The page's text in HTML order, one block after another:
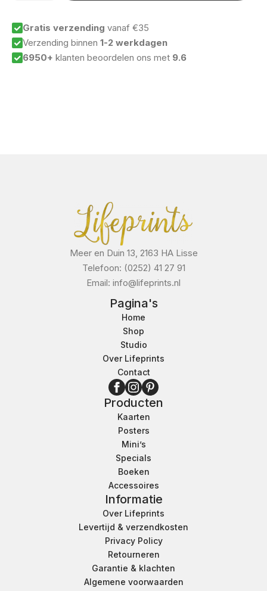
of
the
Spirit
aantal
Gratis verzending vanaf €35
Verzending binnen 1-2 werkdagen
6950+ klanten beoordelen ons met 9.6
Meer en Duin 13, 2163 HA Lisse
Telefoon: (0252) 41 27 91
Email: info@lifeprints.nl
Pagina's
Home
Shop
Studio
Over Lifeprints
Contact
Producten
Kaarten
Posters
Mini’s
Specials
Boeken
Accessoires
Informatie
Over Lifeprints
Levertijd & verzendkosten
Privacy Policy
Retourneren
Garantie & klachten
Algemene voorwaarden